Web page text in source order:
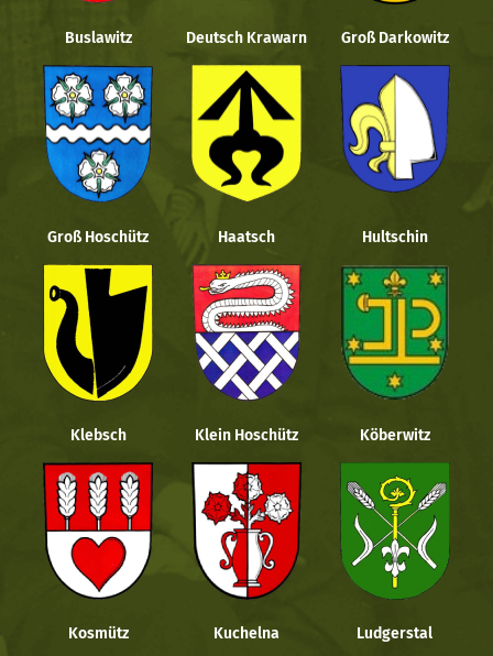
Buslawitz Deutsch Krawarn Groß Darkowitz
Groß Hoschütz Haatsch Hultschin
Klebsch Klein Hoschütz Köberwitz
Kosmütz Kuchelna Ludgerstal